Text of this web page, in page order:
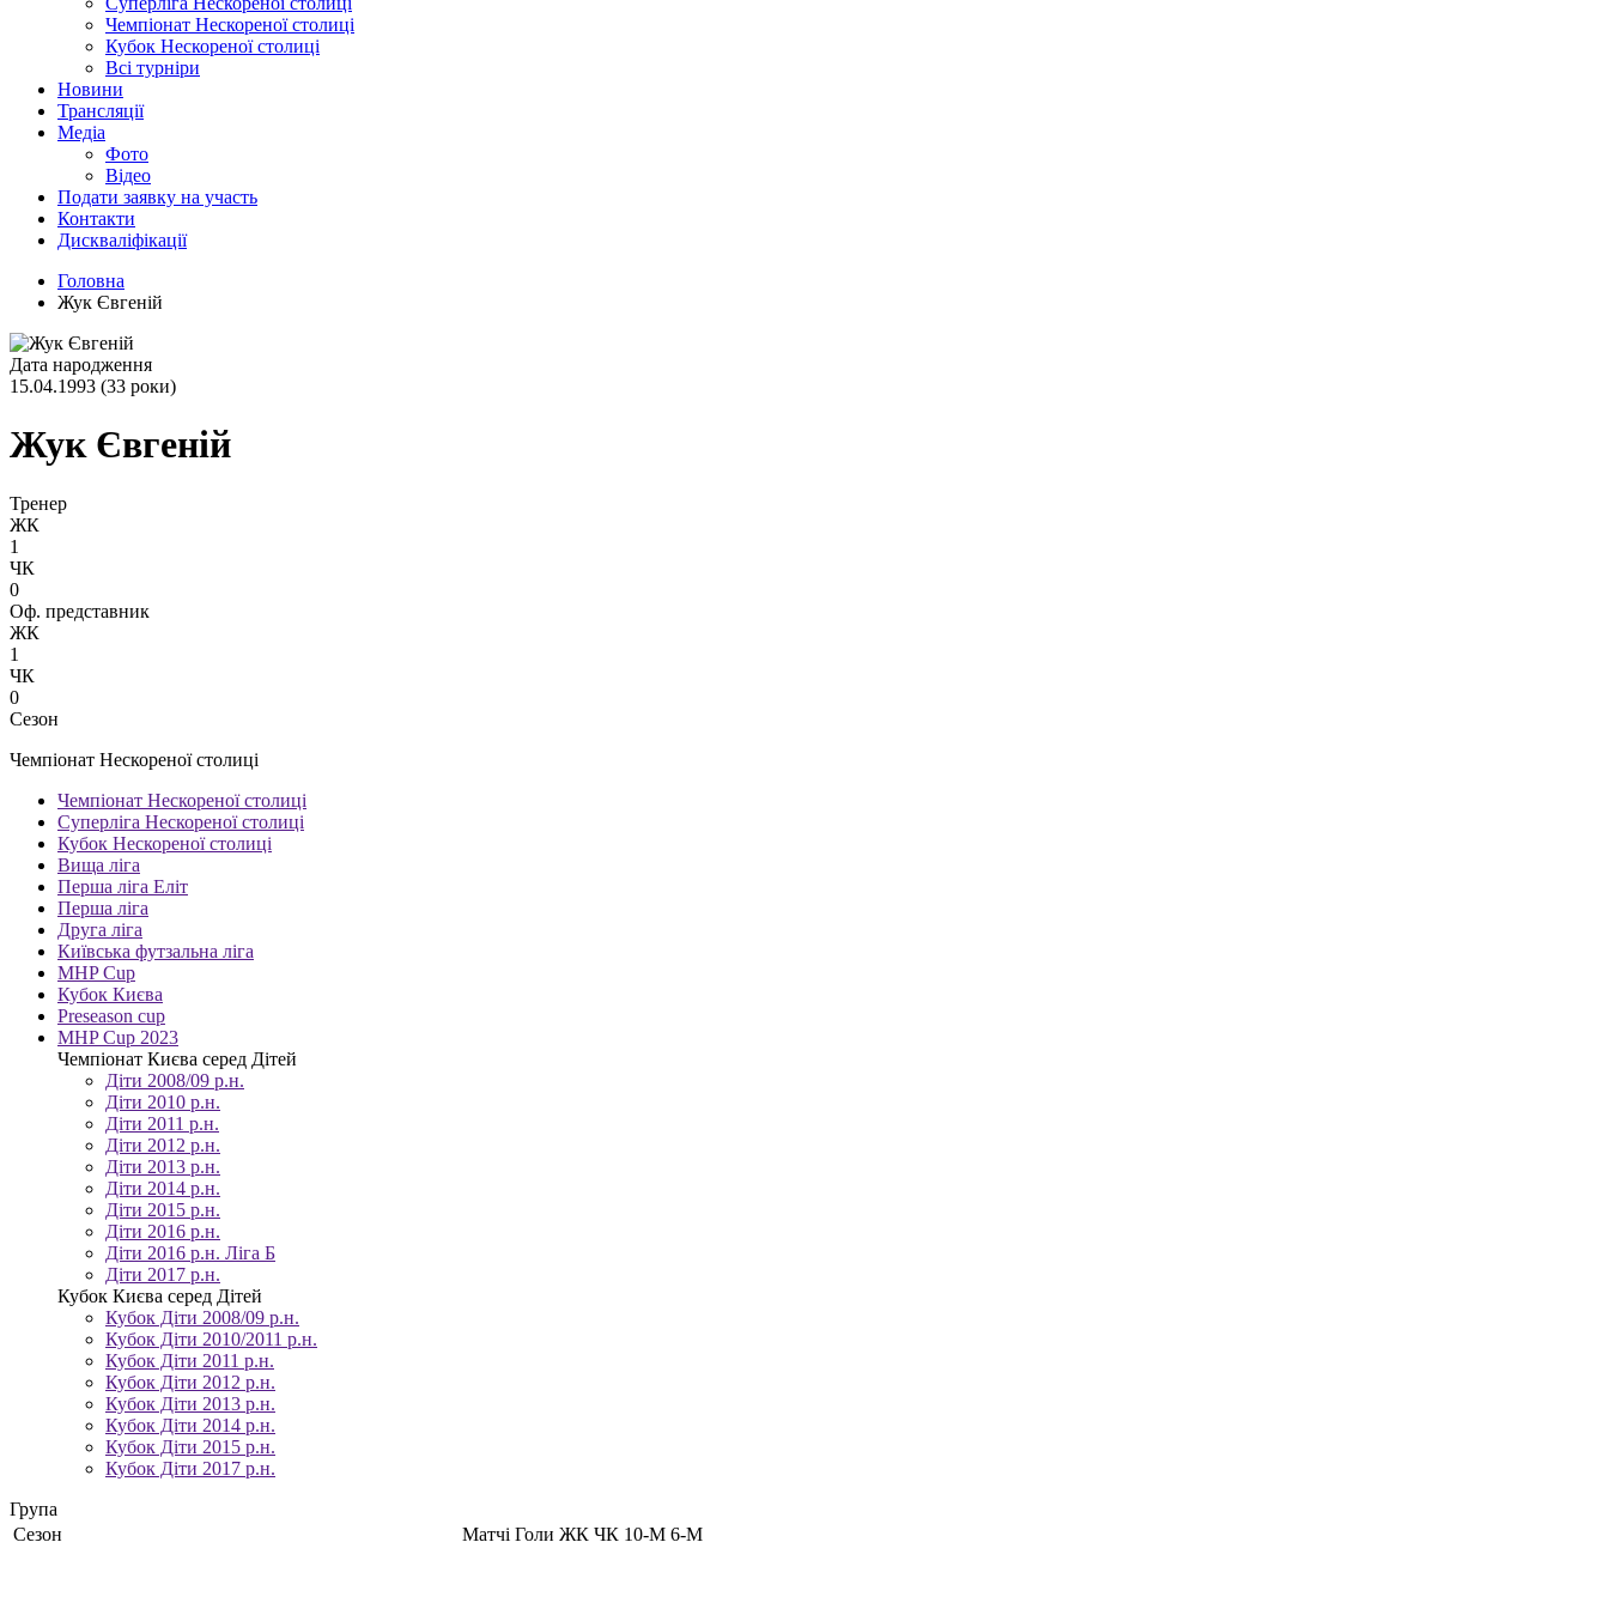
Чемпіонат Нескореної столиці
Кубок Нескореної столиці
Всі турніри
Новини
Трансляції
Медіа
Фото
Відео
Подати заявку на участь
Контакти
Дискваліфікації
Головна
Жук Євгеній
Дата народження
15.04.1993 (33 роки)
Жук Євгеній
Тренер
ЖК
1
ЧК
0
Оф. представник
ЖК
1
ЧК
0
Сезон
Чемпіонат Нескореної столиці
Чемпіонат Нескореної столиці
Суперліга Нескореної столиці
Кубок Нескореної столиці
Вища ліга
Перша ліга Еліт
Перша ліга
Друга ліга
Київська футзальна ліга
MHP Cup
Кубок Києва
Preseason cup
MHP Cup 2023
Чемпіонат Києва серед Дітей
Діти 2008/09 р.н.
Діти 2010 р.н.
Діти 2011 р.н.
Діти 2012 р.н.
Діти 2013 р.н.
Діти 2014 р.н.
Діти 2015 р.н.
Діти 2016 р.н.
Діти 2016 р.н. Ліга Б
Діти 2017 р.н.
Кубок Києва серед Дітей
Кубок Діти 2008/09 р.н.
Кубок Діти 2010/2011 р.н.
Кубок Діти 2011 р.н.
Кубок Діти 2012 р.н.
Кубок Діти 2013 р.н.
Кубок Діти 2014 р.н.
Кубок Діти 2015 р.н.
Кубок Діти 2017 р.н.
Група
Сезон
Матчі Голи ЖК ЧК 10-М 6-М